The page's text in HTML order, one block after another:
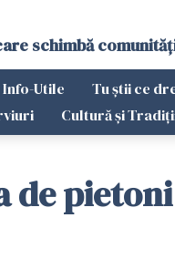
schimbă
Info-Utile Tu știi ce
Cultură și
de